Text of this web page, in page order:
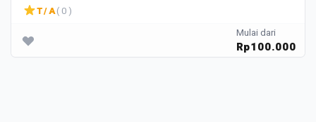
T/A( 0 )
Mulai dari
Rp100.000